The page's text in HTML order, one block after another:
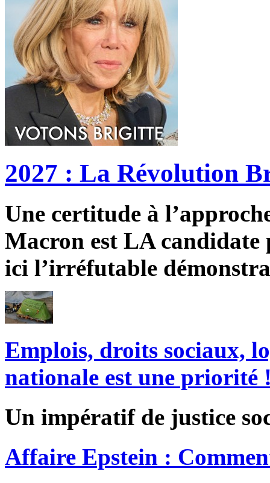
2027 : La Révolution
Une certitude à
Macron est LA candidate
ici l’irréfutable
Emplois, droits sociaux,
nationale est une priorité
Un impératif de justice
Affaire Epstein :